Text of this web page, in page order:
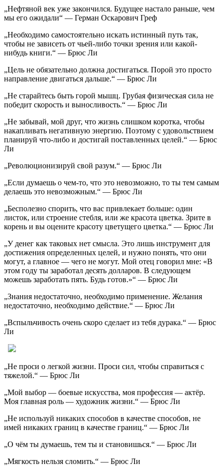
„Нефтяной век уже закончился. Будущее настало раньше, чем
мы его ожидали“ — Герман Оскарович Греф
„Необходимо самостоятельно искать истинный путь так,
чтобы не зависеть от чьей-либо точки зрения или какой-
нибудь книги.“ — Брюс Ли
„Цель не обязательно должна достигаться. Порой это просто
направление двигаться дальше.“ — Брюс Ли
„Не старайтесь быть горой мышц. Грубая физическая сила не
победит скорость и выносливость.“ — Брюс Ли
„Не забывай, мой друг, что жизнь слишком коротка, чтобы
накапливать негативную энергию. Поэтому с удовольствием
планируй что-либо и достигай поставленных целей.“ — Брюс
Ли
„Революционизируй свой разум.“ — Брюс Ли
„Если думаешь о чем-то, что это невозможно, то ты тем самым
делаешь это невозможным.“ — Брюс Ли
„Бесполезно спорить, что вас привлекает больше: один
листок, или строение стебля, или же красота цветка. Зрите в
корень и вы оцените красоту цветущего цветка.“ — Брюс Ли
„У денег как таковых нет смысла. Это лишь инструмент для
достижения определенных целей, и нужно понять, что они
могут, а главное — чего не могут. Мой отец говорил мне: «В
этом году ты заработал десять долларов. В следующем
можешь заработать пять. Будь готов.»“ — Брюс Ли
„Знания недостаточно, необходимо применение. Желания
недостаточно, необходимо действие.“ — Брюс Ли
„Вспыльчивость очень скоро сделает из тебя дурака.“ — Брюс
Ли
„Не проси о легкой жизни. Проси сил, чтобы справиться с
тяжелой.“ — Брюс Ли
„Мой выбор — боевые искусства, моя профессия — актёр.
Моя главная роль — художник жизни.“ — Брюс Ли
„Не используй никаких способов в качестве способов, не
имей никаких границ в качестве границ.“ — Брюс Ли
„О чём ты думаешь, тем ты и становишься.“ — Брюс Ли
„Мягкость нельзя сломить.“ — Брюс Ли